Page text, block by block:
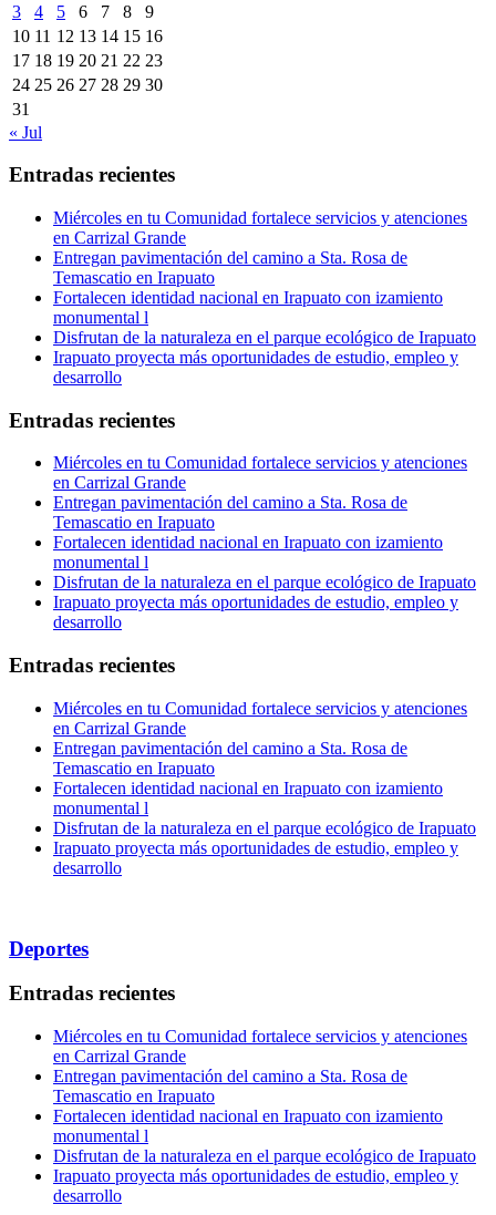
3
4 5 6 7 8
9
10 11 12 13 14 15 16
17 18 19 20 21 22 23
24 25 26 27 28 29 30
31
« Jul
Entradas recientes
Miércoles en tu Comunidad fortalece servicios y atenciones
en Carrizal Grande
Entregan pavimentación del camino a Sta. Rosa de
Temascatio en Irapuato
Fortalecen identidad nacional en Irapuato con izamiento
monumental l
Disfrutan de la naturaleza en el parque ecológico de Irapuato
Irapuato proyecta más oportunidades de estudio, empleo y
desarrollo
Entradas recientes
Miércoles en tu Comunidad fortalece servicios y atenciones
en Carrizal Grande
Entregan pavimentación del camino a Sta. Rosa de
Temascatio en Irapuato
Fortalecen identidad nacional en Irapuato con izamiento
monumental l
Disfrutan de la naturaleza en el parque ecológico de Irapuato
Irapuato proyecta más oportunidades de estudio, empleo y
desarrollo
Entradas recientes
Miércoles en tu Comunidad fortalece servicios y atenciones
en Carrizal Grande
Entregan pavimentación del camino a Sta. Rosa de
Temascatio en Irapuato
Fortalecen identidad nacional en Irapuato con izamiento
monumental l
Disfrutan de la naturaleza en el parque ecológico de Irapuato
Irapuato proyecta más oportunidades de estudio, empleo y
desarrollo
Deportes
Entradas recientes
Miércoles en tu Comunidad fortalece servicios y atenciones
en Carrizal Grande
Entregan pavimentación del camino a Sta. Rosa de
Temascatio en Irapuato
Fortalecen identidad nacional en Irapuato con izamiento
monumental l
Disfrutan de la naturaleza en el parque ecológico de Irapuato
Irapuato proyecta más oportunidades de estudio, empleo y
desarrollo